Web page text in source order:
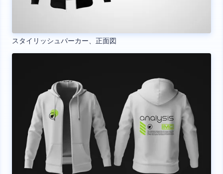
スタイリッシュパーカー、正面図